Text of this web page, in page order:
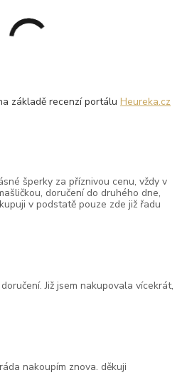
základě recenzí portáluHeureka.cz
šperky za příznivou cenu, vždy v
doručení do druhého dne,
v podstatě pouze zde již řadu
Již jsem nakupovala vícekrát,
nakoupím znova. děkuji